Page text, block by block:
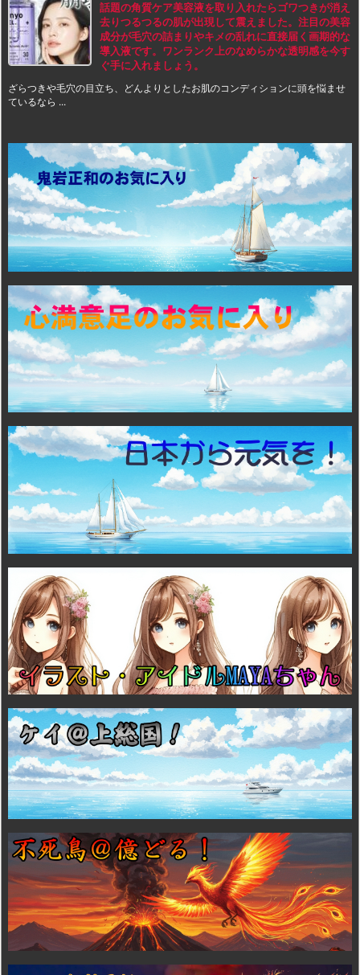
話題の角質ケア美容液を取り入れたらゴワつきが消え
去りつるつるの肌が出現して震えました。注目の美容
成分が毛穴の詰まりやキメの乱れに直接届く画期的な
導入液です。ワンランク上のなめらかな透明感を今す
ぐ手に入れましょう。
ざらつきや毛穴の目立ち、どんよりとしたお肌のコンディションに頭を悩ませ
ているなら ...